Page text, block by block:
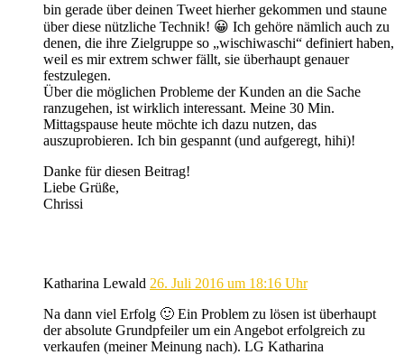
bin gerade über deinen Tweet hierher gekommen und staune
über diese nützliche Technik! 😀 Ich gehöre nämlich auch zu
denen, die ihre Zielgruppe so „wischiwaschi“ definiert haben,
weil es mir extrem schwer fällt, sie überhaupt genauer
festzulegen.
Über die möglichen Probleme der Kunden an die Sache
ranzugehen, ist wirklich interessant. Meine 30 Min.
Mittagspause heute möchte ich dazu nutzen, das
auszuprobieren. Ich bin gespannt (und aufgeregt, hihi)!
Danke für diesen Beitrag!
Liebe Grüße,
Chrissi
Katharina Lewald 26. Juli 2016 um 18:16 Uhr
Na dann viel Erfolg 🙂 Ein Problem zu lösen ist überhaupt
der absolute Grundpfeiler um ein Angebot erfolgreich zu
verkaufen (meiner Meinung nach). LG Katharina